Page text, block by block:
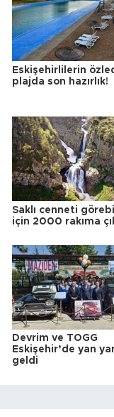
Eskişehirlilerin
plajda son hazırlık!
Saklı cenneti
için 2000 rakıma
Devrim ve TOGG
Eskişehir’de yan
geldi